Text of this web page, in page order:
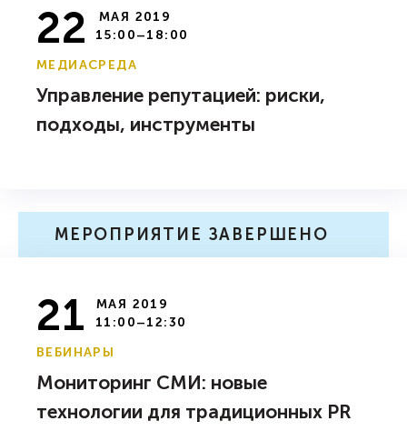
22
МАЯ 2019
15:00–18:00
МЕДИАСРЕДА
Управление репутацией: риски,
подходы, инструменты
МЕРОПРИЯТИЕ ЗАВЕРШЕНО
21
МАЯ 2019
11:00–12:30
ВЕБИНАРЫ
Мониторинг СМИ: новые
технологии для традиционных PR